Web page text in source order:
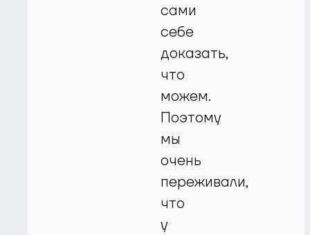
сами
себе
доказать,
что
можем.
Поэтому
мы
очень
переживали,
что
у